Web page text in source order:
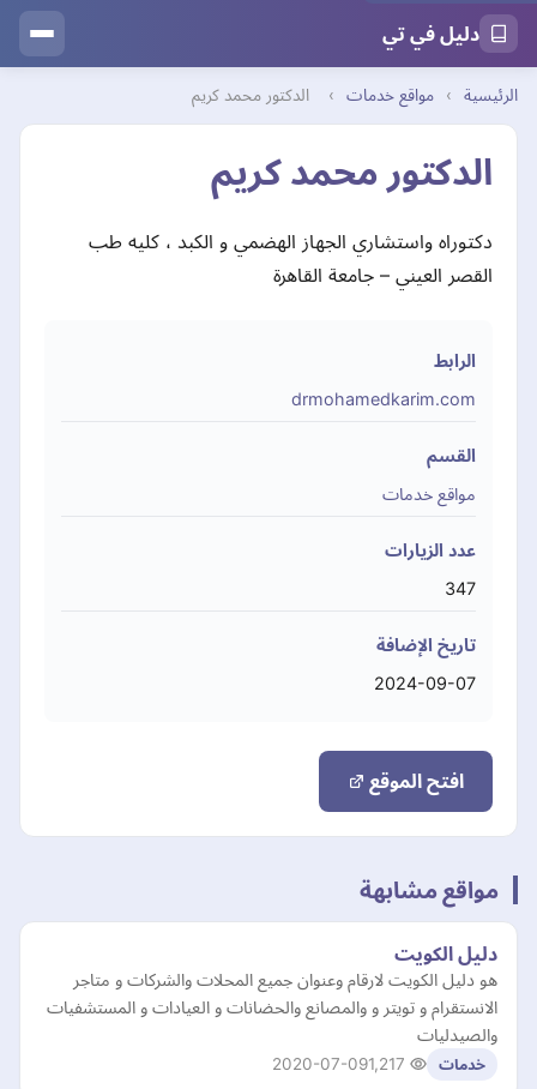
دليل في تي
الرئيسية › مواقع خدمات › الدكتور محمد كريم
الدكتور محمد كريم
دكتوراه واستشاري الجهاز الهضمي و الكبد ، كليه طب
القصر العيني – جامعة القاهرة
الرابط
drmohamedkarim.com
القسم
مواقع خدمات
عدد الزيارات
347
تاريخ الإضافة
2024-09-07
افتح الموقع
مواقع مشابهة
دليل الكويت
هو دليل الكويت لارقام وعنوان جميع المحلات والشركات و متاجر
الانستقرام و تويتر و والمصانع والحضانات و العيادات و المستشفيات
والصيدليات
خدمات 2020-07-09